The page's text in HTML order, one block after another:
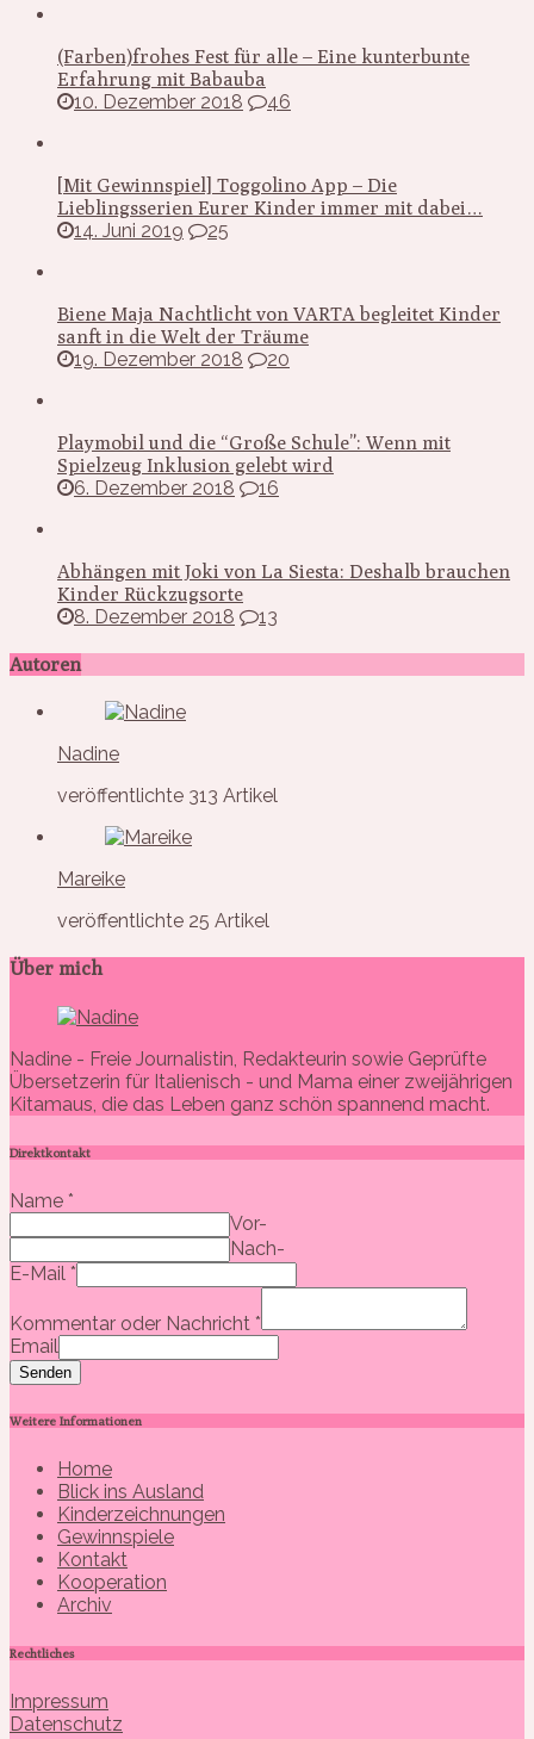
(Farben)frohes Fest für alle – Eine kunterbunte
Erfahrung mit Babauba
10. Dezember 2018
46
[Mit Gewinnspiel] Toggolino App – Die
Lieblingsserien Eurer Kinder immer mit dabei…
14. Juni 2019
25
Biene Maja Nachtlicht von VARTA begleitet Kinder
sanft in die Welt der Träume
19. Dezember 2018
20
Playmobil und die “Große Schule”: Wenn mit
Spielzeug Inklusion gelebt wird
6. Dezember 2018
16
Abhängen mit Joki von La Siesta: Deshalb brauchen
Kinder Rückzugsorte
8. Dezember 2018
13
Autoren
Nadine
veröffentlichte 313 Artikel
Mareike
veröffentlichte 25 Artikel
Über mich
Nadine - Freie Journalistin, Redakteurin sowie Geprüfte
Übersetzerin für Italienisch - und Mama einer zweijährigen
Kitamaus, die das Leben ganz schön spannend macht.
Direktkontakt
Name *
Vor-
Nach-
E-Mail *
Kommentar oder Nachricht *
Email
Senden
Weitere Informationen
Home
Blick ins Ausland
Kinderzeichnungen
Gewinnspiele
Kontakt
Kooperation
Archiv
Rechtliches
Impressum
Datenschutz